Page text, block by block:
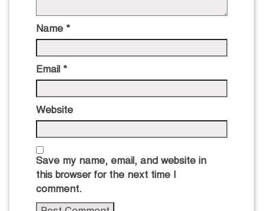
Name *
Email *
Website
Save my name, email, and website in
this browser for the next time I
comment.